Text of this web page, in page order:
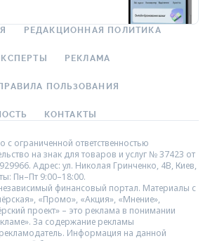
РЕДАКЦИОННАЯ ПОЛИТИКА
РЕКЛАМА
ПОЛЬЗОВАНИЯ
КОНТАКТЫ
ограниченной ответственностью
на знак для товаров и услуг № 37423 от
Адрес: ул. Николая Гринченко, 4В, Киев,
Пн–Пт 9:00–18:00.
финансовый портал. Материалы с
«Промо», «Акция», «Мнение»,
проект» – это реклама в понимании
За содержание рекламы
рекламодатель. Информация на данной